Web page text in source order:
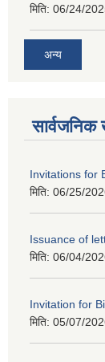
मिति: 06/24/
अन्य
Invitations for
मिति: 06/25/
Issuance of
मिति: 06/04/
Invitation for
मिति: 05/07/